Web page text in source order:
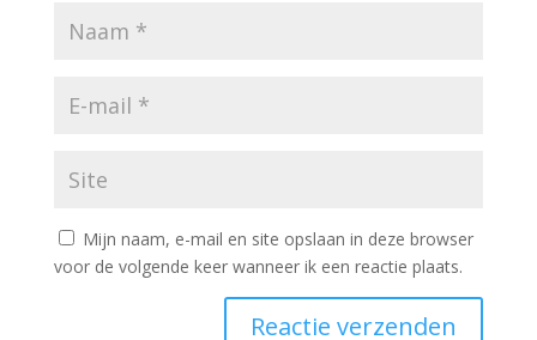
Mijn naam, e-mail en site opslaan in deze browser
voor de volgende keer wanneer ik een reactie plaats.